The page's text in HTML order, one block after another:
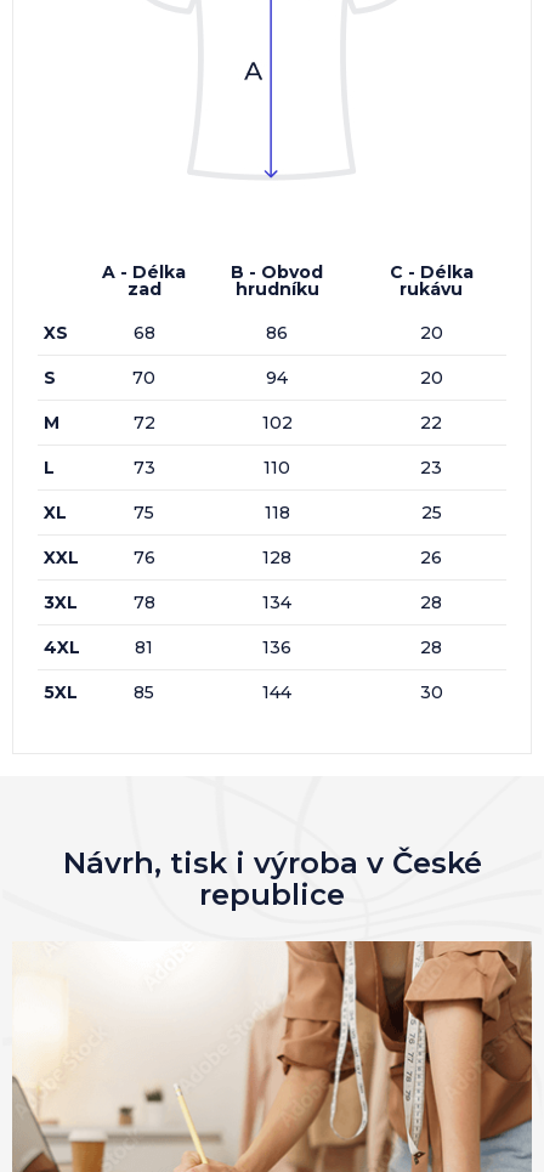
A - Délka
zad
B - Obvod
hrudníku
C - Délka
rukávu
XS
68 86 20
S 70 94 20
M 72 102 22
L 73 110 23
XL 75 118 25
XXL 76 128 26
3XL 78 134 28
4XL 81 136 28
5XL 85 144 30
Návrh, tisk i výroba v České
republice